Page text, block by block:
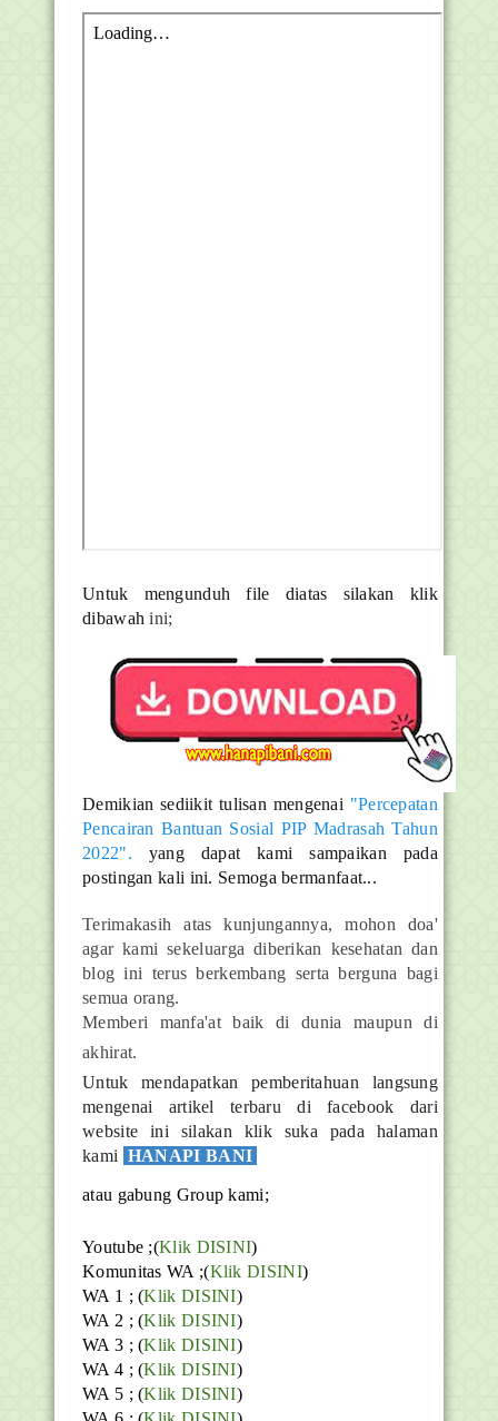
Untuk mengunduh file diatas silakan klik
dibawahini;
Demikian sediikit tulisan mengenai "Percepatan
Pencairan Bantuan Sosial PIP Madrasah Tahun
2022". yang dapat kami sampaikan pada
postingan kali ini. Semoga bermanfaat...
Terimakasih atas kunjungannya, mohon doa'
agar kami sekeluarga diberikan kesehatan dan
blog ini terus berkembang serta berguna bagi
semua orang.
Memberi manfa'at baik di dunia maupun di
akhirat.
Untuk mendapatkan pemberitahuan langsung
mengenai artikel terbaru di facebook dari
website ini silakan klik suka pada halaman
kami HANAPI BANI
atau gabung Group kami;
Youtube ;(Klik DISINI)
Komunitas WA ;(Klik DISINI)
WA 1 ; (Klik DISINI)
WA 2 ; (Klik DISINI)
WA 3 ; (Klik DISINI)
WA 4 ; (Klik DISINI)
WA 5 ; (Klik DISINI)